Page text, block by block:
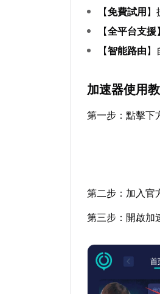
【免費試用 】
【全平台支援
【智能路由】
加速器使用
第一步：點擊下
第二步：加入官
第三步：開啟加